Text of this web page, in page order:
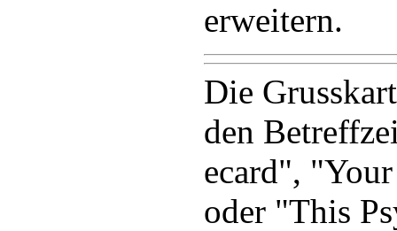
erweitern.
Die
den
ecard",
oder "This